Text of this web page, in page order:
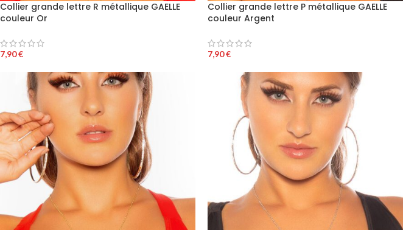
Collier grande lettre R métallique GAELLE
couleur Or
7,90€
Collier grande lettre P métallique GAELLE
couleur Argent
7,90€